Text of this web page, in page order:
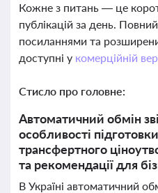
Кожне з питань — це
публікацій за день.
посиланнями та
доступні у комерційній
Стисло про головне:
Автоматичний обмін
особливості
трансфертного
та рекомендації для
В Україні автоматичний